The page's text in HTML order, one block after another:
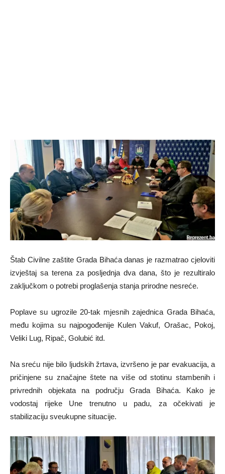
Štab Civilne zaštite Grada Bihaća danas je razmatrao cjeloviti
izvještaj sa terena za posljednja dva dana, što je rezultiralo
zaključkom o potrebi proglašenja stanja prirodne nesreće.
Poplave su ugrozile 20-tak mjesnih zajednica Grada Bihaća,
među kojima su najpogođenije Kulen Vakuf, Orašac, Pokoj,
Veliki Lug, Ripač, Golubić itd.
Na sreću nije bilo ljudskih žrtava, izvršeno je par evakuacija, a
pričinjene su značajne štete na više od stotinu stambenih i
privrednih objekata na području Grada Bihaća. Kako je
vodostaj rijeke Une trenutno u padu, za očekivati je
stabilizaciju sveukupne situacije.